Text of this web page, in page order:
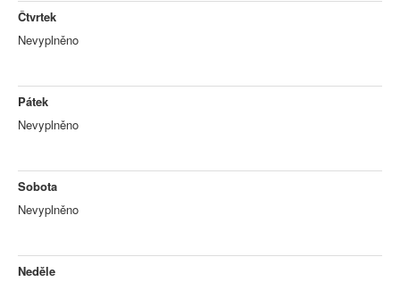
Čtvrtek
Nevyplněno
Pátek
Nevyplněno
Sobota
Nevyplněno
Neděle